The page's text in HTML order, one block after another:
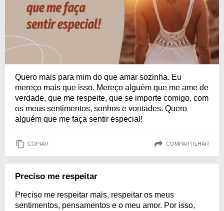
Quero mais para mim do que amar sozinha. Eu
mereço mais que isso. Mereço alguém que me ame de
verdade, que me respeite, que se importe comigo, com
os meus sentimentos, sonhos e vontades. Quero
alguém que me faça sentir especial!
COPIAR COMPARTILHAR
Preciso me respeitar
Preciso me respeitar mais, respeitar os meus
sentimentos, pensamentos e o meu amor. Por isso,